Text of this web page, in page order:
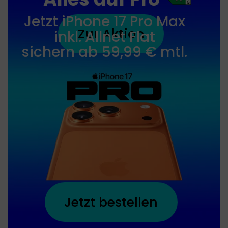
Zur Aktion
Jetzt iPhone 17 Pro Max
inkl. Allnet Flat
sichern ab 59,99 € mtl.
Jetzt bestellen